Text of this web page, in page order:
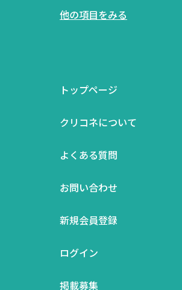
他の項目をみる
トップページ
クリコネについて
よくある質問
お問い合わせ
新規会員登録
ログイン
掲載募集